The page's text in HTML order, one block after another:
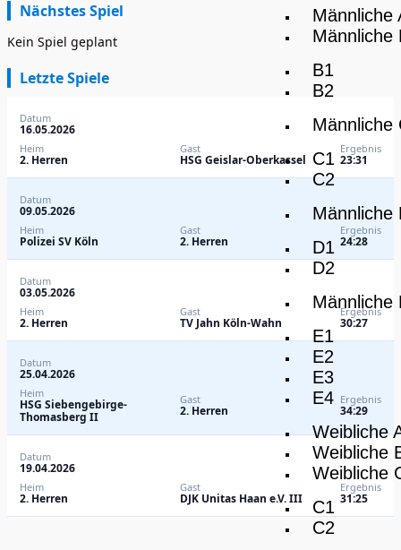
Männliche
Männliche
B1
B2
Männliche
C1
C2
Männliche
D1
D2
Männliche
E1
E2
E3
E4
Weibliche
Weibliche
Weibliche
C1
C2
Nächstes Spiel
Kein Spiel geplant
Letzte Spiele
Datum
16.05.2026
Heim
2. Herren
Gast
HSG Geislar-Oberkassel
Ergebnis
23:31
Datum
09.05.2026
Heim
Polizei SV Köln
Gast
2. Herren
Ergebnis
24:28
Datum
03.05.2026
Heim
2. Herren
Gast
TV Jahn Köln-Wahn
Ergebnis
30:27
Datum
25.04.2026
Heim
HSG Siebengebirge-
Thomasberg II
Gast
2. Herren
Ergebnis
34:29
Datum
19.04.2026
Heim
2. Herren
Gast
DJK Unitas Haan e.V. III
Ergebnis
31:25